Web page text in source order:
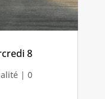
8
| 0